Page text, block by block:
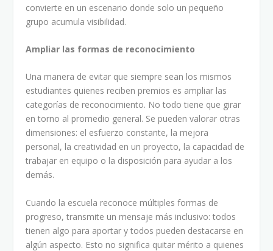
convierte en un escenario donde solo un pequeño
grupo acumula visibilidad.
Ampliar las formas de reconocimiento
Una manera de evitar que siempre sean los mismos
estudiantes quienes reciben premios es ampliar las
categorías de reconocimiento. No todo tiene que girar
en torno al promedio general. Se pueden valorar otras
dimensiones: el esfuerzo constante, la mejora
personal, la creatividad en un proyecto, la capacidad de
trabajar en equipo o la disposición para ayudar a los
demás.
Cuando la escuela reconoce múltiples formas de
progreso, transmite un mensaje más inclusivo: todos
tienen algo para aportar y todos pueden destacarse en
algún aspecto. Esto no significa quitar mérito a quienes